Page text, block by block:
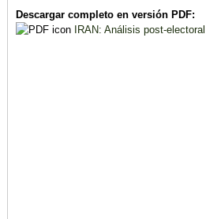
Descargar completo en versión PDF:
IRAN: Análisis post-